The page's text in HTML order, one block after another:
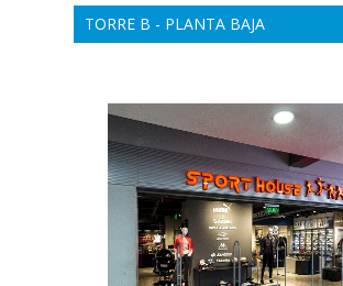
TORRE B - PLANTA BAJA